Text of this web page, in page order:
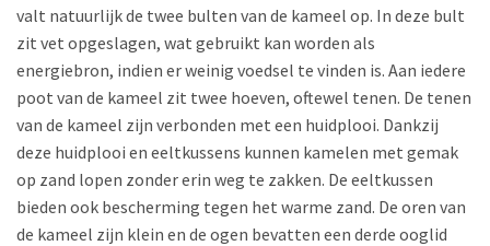
valt natuurlijk de twee bulten van de kameel op. In deze bult
zit vet opgeslagen, wat gebruikt kan worden als
energiebron, indien er weinig voedsel te vinden is. Aan iedere
poot van de kameel zit twee hoeven, oftewel tenen. De tenen
van de kameel zijn verbonden met een huidplooi. Dankzij
deze huidplooi en eeltkussens kunnen kamelen met gemak
op zand lopen zonder erin weg te zakken. De eeltkussen
bieden ook bescherming tegen het warme zand. De oren van
de kameel zijn klein en de ogen bevatten een derde ooglid